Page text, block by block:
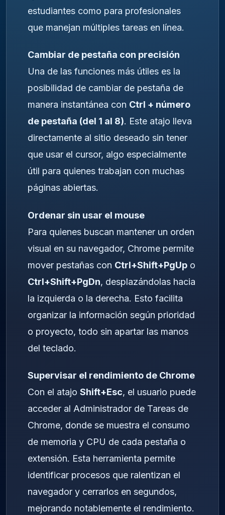
estudiantes como para profesionales
que manejan múltiples tareas en línea.
Cambiar de pestaña con precisión
Una de las funciones más útiles es la
posibilidad de cambiar de pestaña de
manera instantánea con Ctrl + número
de pestaña (del 1 al 8). Este atajo lleva
directamente al sitio deseado sin tener
que usar el cursor, algo especialmente
útil para quienes trabajan con muchas
páginas abiertas.
Ordenar sin usar el mouse
Para quienes buscan mantener un orden
visual en su navegador, Chrome permite
mover pestañas con Ctrl+Shift+PgUp o
Ctrl+Shift+PgDn, desplazándolas hacia
la izquierda o la derecha. Esto facilita
organizar la información según prioridad
o proyecto, todo sin apartar las manos
del teclado.
Supervisar el rendimiento de Chrome
Con el atajo Shift+Esc, el usuario puede
acceder al Administrador de Tareas de
Chrome, donde se muestra el consumo
de memoria y CPU de cada pestaña o
extensión. Esta herramienta permite
identificar procesos que ralentizan el
navegador y cerrarlos en segundos,
mejorando notablemente el rendimiento.